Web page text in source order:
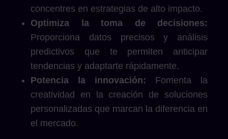
concentres en estrategias de alto impacto.
Optimiza la toma de decisiones:
Proporciona datos precisos y análisis
predictivos que te permiten anticipar
tendencias y adaptarte rápidamente.
Potencia la innovación: Fomenta la
creatividad en la creación de soluciones
personalizadas que marcan la diferencia en
el mercado.